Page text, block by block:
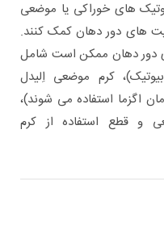
های خوراکی یا موضعی
های دور دهان کمک کنند.
دور دهان ممکن است شامل
کرم موضعی اِلیدل
اگزما استفاده می شوند)،
و قطع استفاده از کرم